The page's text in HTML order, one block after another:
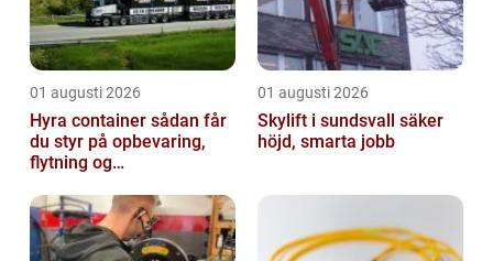
01 augusti 2026
Hyra container sådan får
du styr på opbevaring,
flytning og
01 augusti 2026
Skylift i sundsvall säker
höjd, smarta jobb